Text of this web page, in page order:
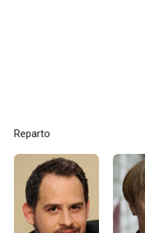
Reparto